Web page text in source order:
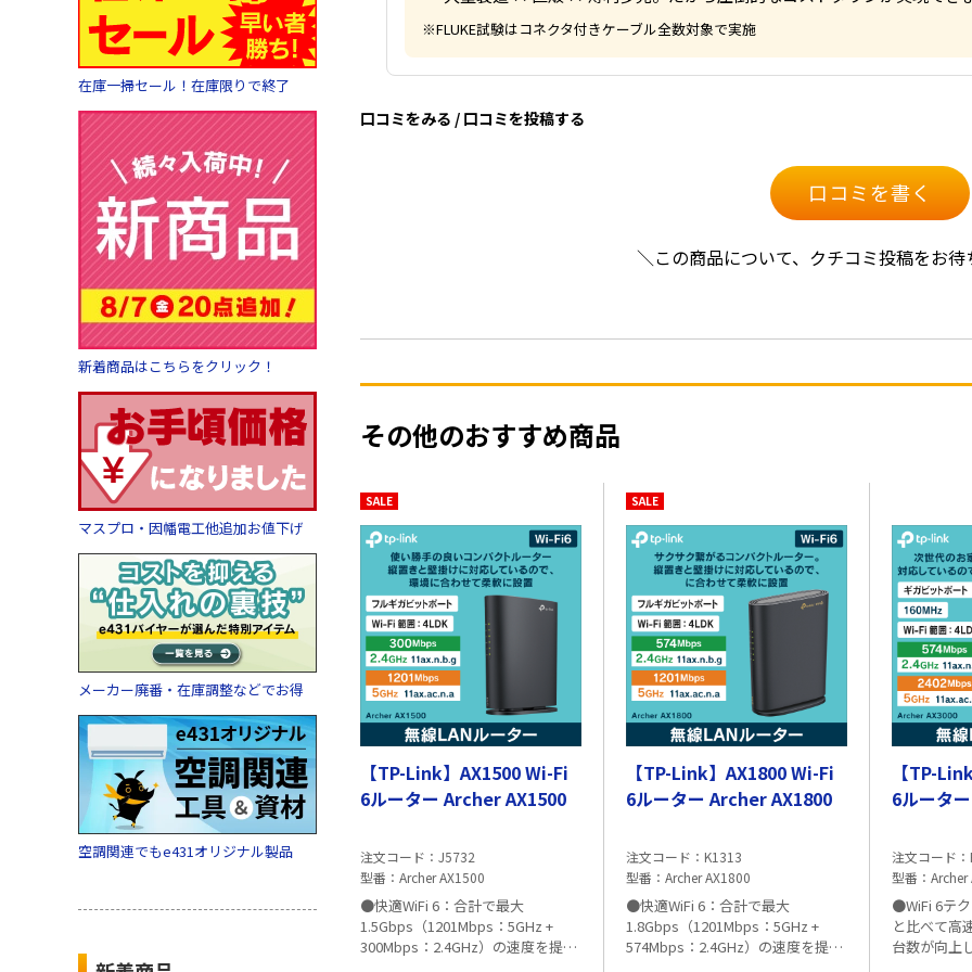
在庫一掃セール！在庫限りで終了
新着商品はこちらをクリック！
マスプロ・因幡電工他追加お値下げ
メーカー廃番・在庫調整などでお得
空調関連でもe431オリジナル製品
※FLUKE試験はコネクタ付きケーブル全数対象で実施
口コミをみる / 口コミを投稿する
口コミを書く
＼この商品について、クチコミ投稿をお
その他のおすすめ商品
SALE
【TP-Link】AX1500 Wi-Fi
6ルーター Archer AX1500
注文コード
J5732
型番
Archer AX1500
●快適WiFi 6：合計で最大
1.5Gbps（1201Mbps：5GHz +
300Mbps：2.4GHz）の速度を提供
SALE
【TP-Link】AX1800 Wi-Fi
6ルーター Archer AX1800
注文コード
K1313
型番
Archer AX1800
●快適WiFi 6：合計で最大
1.8Gbps（1201Mbps：5GHz +
574Mbps：2.4GHz）の速度を提供
【TP-
6ルータ
注文コード
型番
Archer
●WiFi 6テ
と比べて高
台数が向上